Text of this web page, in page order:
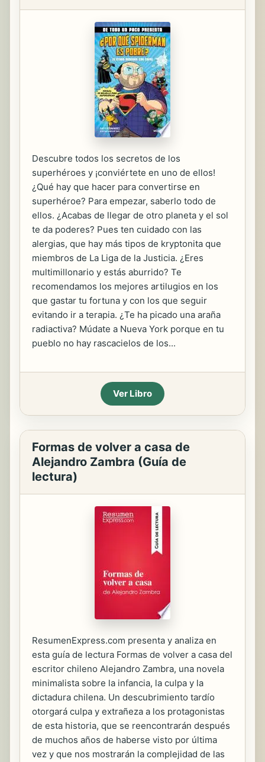
Descubre todos los secretos de los
superhéroes y ¡conviértete en uno de ellos!
¿Qué hay que hacer para convertirse en
superhéroe? Para empezar, saberlo todo de
ellos. ¿Acabas de llegar de otro planeta y el sol
te da poderes? Pues ten cuidado con las
alergias, que hay más tipos de kryptonita que
miembros de La Liga de la Justicia. ¿Eres
multimillonario y estás aburrido? Te
recomendamos los mejores artilugios en los
que gastar tu fortuna y con los que seguir
evitando ir a terapia. ¿Te ha picado una araña
radiactiva? Múdate a Nueva York porque en tu
pueblo no hay rascacielos de los...
Ver Libro
Formas de volver a casa de
Alejandro Zambra (Guía de
lectura)
ResumenExpress.com presenta y analiza en
esta guía de lectura Formas de volver a casa del
escritor chileno Alejandro Zambra, una novela
minimalista sobre la infancia, la culpa y la
dictadura chilena. Un descubrimiento tardío
otorgará culpa y extrañeza a los protagonistas
de esta historia, que se reencontrarán después
de muchos años de haberse visto por última
vez y que nos mostrarán la complejidad de las